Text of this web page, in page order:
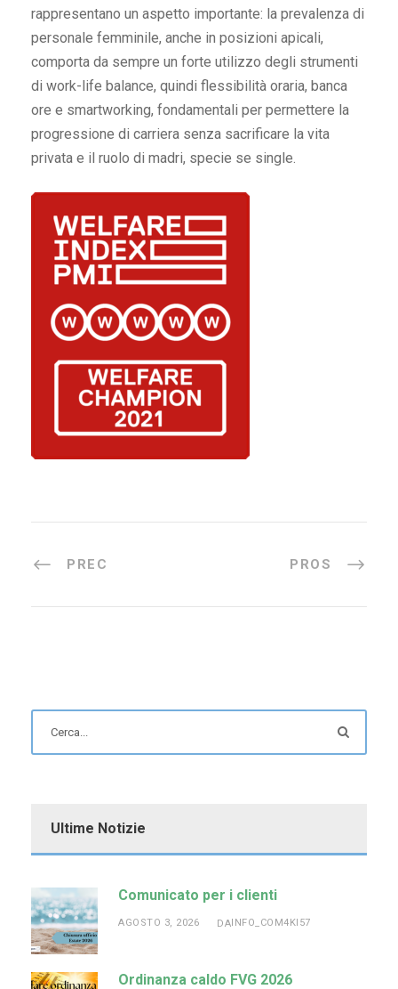
rappresentano un aspetto importante: la prevalenza di
personale femminile, anche in posizioni apicali,
comporta da sempre un forte utilizzo degli strumenti
di work-life balance, quindi flessibilità oraria, banca
ore e smartworking, fondamentali per permettere la
progressione di carriera senza sacrificare la vita
privata e il ruolo di madri, specie se single.
PREC PROS
Ultime Notizie
Comunicato per i clienti
AGOSTO 3, 2026 DAINFO_COM4KI57
Ordinanza caldo FVG 2026